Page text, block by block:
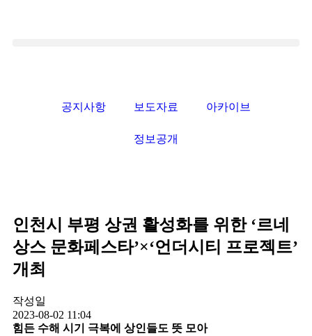
공지사항 보도자료 아카이브
정보공개
인천시 부평 상권 활성화를 위한 ‘르네
상스 문화페스타’×‘언더시티 프로젝트’
개최
작성일
2023-08-02 11:04
힘든 수해 시기 극복에 상인들도 뜻 모아